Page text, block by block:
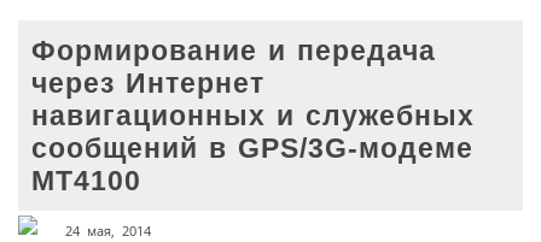
Формирование и передача
через Интернет
навигационных и служебных
сообщений в GPS/3G-модемe
MT4100
24 мая, 2014